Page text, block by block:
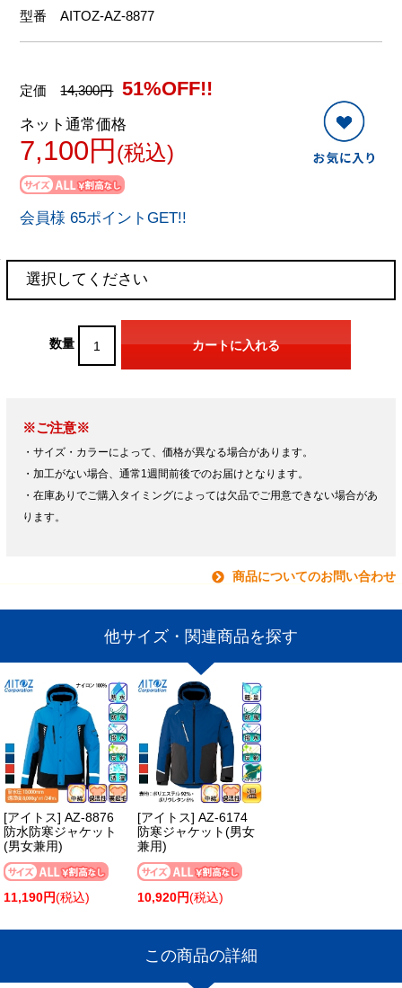
型番AITOZ-AZ-8877
定価14,300円 51%OFF!!
ネット通常価格
7,100円 (税込)
会員様 65ポイントGET!!
数量
※ご注意※
・サイズ・カラーによって、価格が異なる場合があります。
・加工がない場合、通常1週間前後でのお届けとなります。
・在庫ありでご購入タイミングによっては欠品でご用意できない場合があ
ります。
商品についてのお問い合わせ
他サイズ・関連商品を探す
[アイトス] AZ-8876
防水防寒ジャケット
(男女兼用)
11,190円(税込)
[アイトス] AZ-6174
防寒ジャケット(男女
兼用)
10,920円(税込)
この商品の詳細